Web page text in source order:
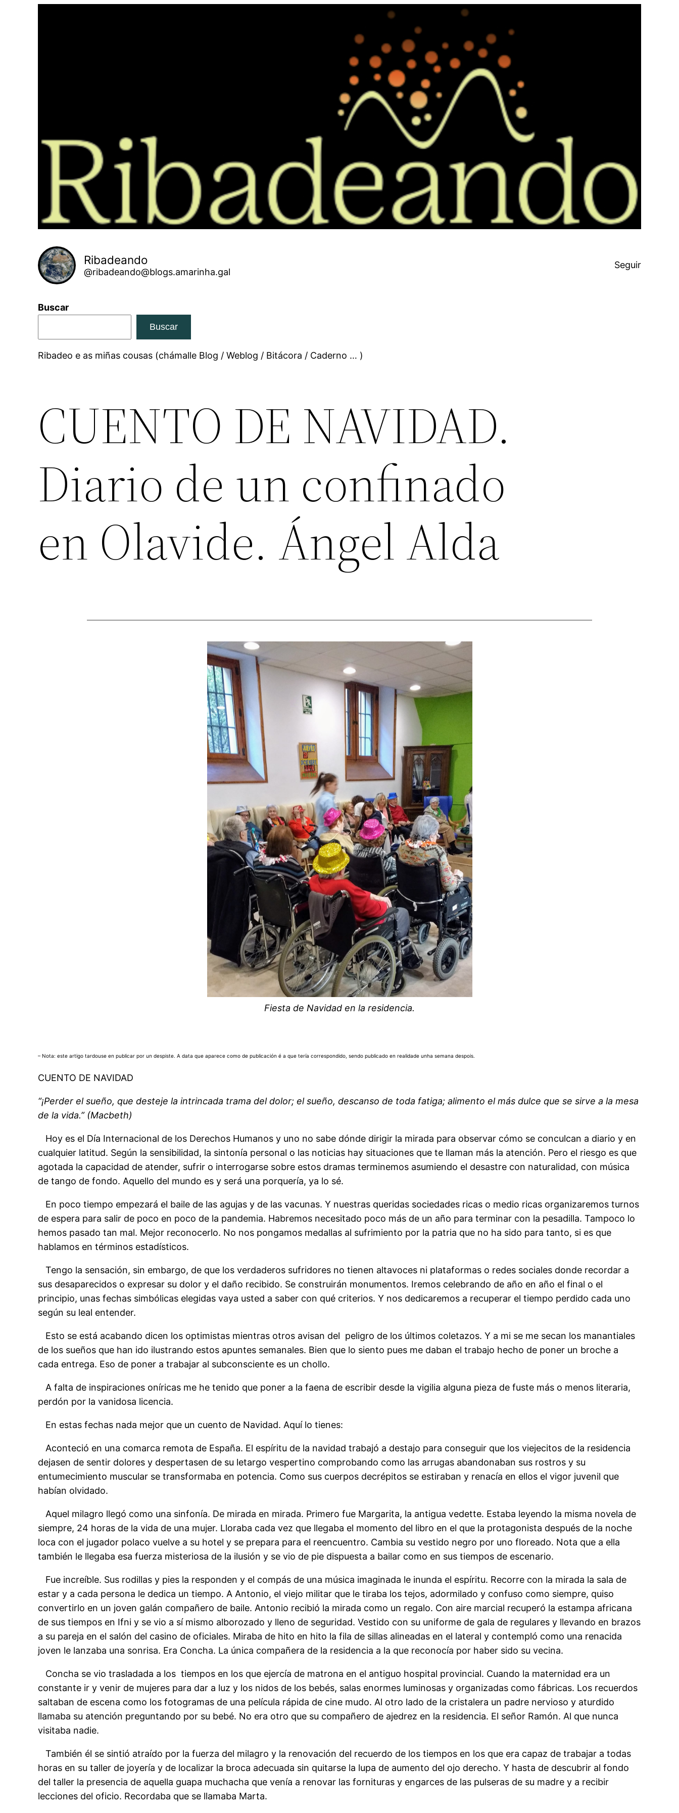
Ribadeando
@ribadeando@blogs.amarinha.gal
Seguir
Buscar
Buscar
Ribadeo e as miñas cousas (chámalle Blog / Weblog / Bitácora / Caderno … )
CUENTO DE NAVIDAD.
Diario de un confinado
en Olavide. Ángel Alda
Fiesta de Navidad en la residencia.
– Nota: este artigo tardouse en publicar por un despiste. A data que aparece como de publicación é a que tería correspondido, sendo publicado en realidade unha semana despois.
CUENTO DE NAVIDAD
“¡Perder el sueño, que desteje la intrincada trama del dolor; el sueño, descanso de toda fatiga; alimento el más dulce que se sirve a la mesa
de la vida.” (Macbeth)
Hoy es el Día Internacional de los Derechos Humanos y uno no sabe dónde dirigir la mirada para observar cómo se conculcan a diario y en
cualquier latitud. Según la sensibilidad, la sintonía personal o las noticias hay situaciones que te llaman más la atención. Pero el riesgo es que
agotada la capacidad de atender, sufrir o interrogarse sobre estos dramas terminemos asumiendo el desastre con naturalidad, con música
de tango de fondo. Aquello del mundo es y será una porquería, ya lo sé.
En poco tiempo empezará el baile de las agujas y de las vacunas. Y nuestras queridas sociedades ricas o medio ricas organizaremos turnos
de espera para salir de poco en poco de la pandemia. Habremos necesitado poco más de un año para terminar con la pesadilla. Tampoco lo
hemos pasado tan mal. Mejor reconocerlo. No nos pongamos medallas al sufrimiento por la patria que no ha sido para tanto, si es que
hablamos en términos estadísticos.
Tengo la sensación, sin embargo, de que los verdaderos sufridores no tienen altavoces ni plataformas o redes sociales donde recordar a
sus desaparecidos o expresar su dolor y el daño recibido. Se construirán monumentos. Iremos celebrando de año en año el final o el
principio, unas fechas simbólicas elegidas vaya usted a saber con qué criterios. Y nos dedicaremos a recuperar el tiempo perdido cada uno
según su leal entender.
Esto se está acabando dicen los optimistas mientras otros avisan del peligro de los últimos coletazos. Y a mi se me secan los manantiales
de los sueños que han ido ilustrando estos apuntes semanales. Bien que lo siento pues me daban el trabajo hecho de poner un broche a
cada entrega. Eso de poner a trabajar al subconsciente es un chollo.
A falta de inspiraciones oníricas me he tenido que poner a la faena de escribir desde la vigilia alguna pieza de fuste más o menos literaria,
perdón por la vanidosa licencia.
En estas fechas nada mejor que un cuento de Navidad. Aquí lo tienes:
Aconteció en una comarca remota de España. El espíritu de la navidad trabajó a destajo para conseguir que los viejecitos de la residencia
dejasen de sentir dolores y despertasen de su letargo vespertino comprobando como las arrugas abandonaban sus rostros y su
entumecimiento muscular se transformaba en potencia. Como sus cuerpos decrépitos se estiraban y renacía en ellos el vigor juvenil que
habían olvidado.
Aquel milagro llegó como una sinfonía. De mirada en mirada. Primero fue Margarita, la antigua vedette. Estaba leyendo la misma novela de
siempre, 24 horas de la vida de una mujer. Lloraba cada vez que llegaba el momento del libro en el que la protagonista después de la noche
loca con el jugador polaco vuelve a su hotel y se prepara para el reencuentro. Cambia su vestido negro por uno floreado. Nota que a ella
también le llegaba esa fuerza misteriosa de la ilusión y se vio de pie dispuesta a bailar como en sus tiempos de escenario.
Fue increíble. Sus rodillas y pies la responden y el compás de una música imaginada le inunda el espíritu. Recorre con la mirada la sala de
estar y a cada persona le dedica un tiempo. A Antonio, el viejo militar que le tiraba los tejos, adormilado y confuso como siempre, quiso
convertirlo en un joven galán compañero de baile. Antonio recibió la mirada como un regalo. Con aire marcial recuperó la estampa africana
de sus tiempos en Ifni y se vio a sí mismo alborozado y lleno de seguridad. Vestido con su uniforme de gala de regulares y llevando en brazos
a su pareja en el salón del casino de oficiales. Miraba de hito en hito la fila de sillas alineadas en el lateral y contempló como una renacida
joven le lanzaba una sonrisa. Era Concha. La única compañera de la residencia a la que reconocía por haber sido su vecina.
Concha se vio trasladada a los tiempos en los que ejercía de matrona en el antiguo hospital provincial. Cuando la maternidad era un
constante ir y venir de mujeres para dar a luz y los nidos de los bebés, salas enormes luminosas y organizadas como fábricas. Los recuerdos
saltaban de escena como los fotogramas de una película rápida de cine mudo. Al otro lado de la cristalera un padre nervioso y aturdido
llamaba su atención preguntando por su bebé. No era otro que su compañero de ajedrez en la residencia. El señor Ramón. Al que nunca
visitaba nadie.
También él se sintió atraído por la fuerza del milagro y la renovación del recuerdo de los tiempos en los que era capaz de trabajar a todas
horas en su taller de joyería y de localizar la broca adecuada sin quitarse la lupa de aumento del ojo derecho. Y hasta de descubrir al fondo
del taller la presencia de aquella guapa muchacha que venía a renovar las fornituras y engarces de las pulseras de su madre y a recibir
lecciones del oficio. Recordaba que se llamaba Marta.